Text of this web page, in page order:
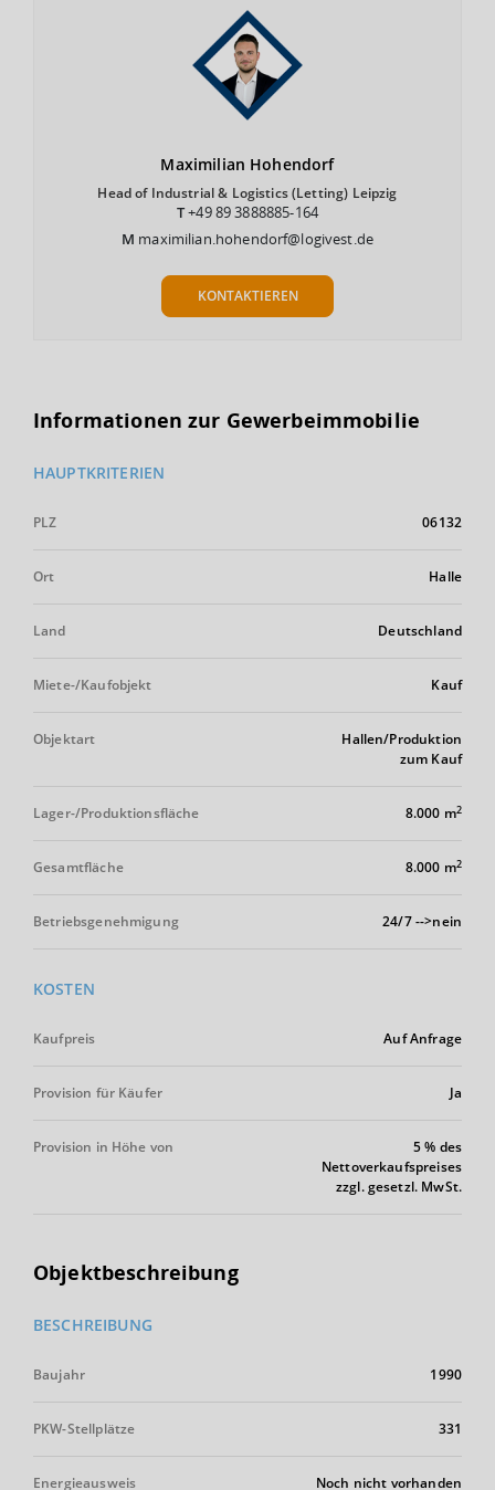
Maximilian Hohendorf
Head of Industrial & Logistics (Letting) Leipzig
T+49 89 3888885-164
M maximilian.hohendorf@logivest.de
KONTAKTIEREN
Informationen zur Gewerbeimmobilie
HAUPTKRITERIEN
PLZ 06132
Ort Halle
Land Deutschland
Miete-/Kaufobjekt Kauf
Objektart
Hallen/Produktion
zum Kauf
Lager-/Produktionsfläche 8.000 m2
Gesamtfläche 8.000 m2
Betriebsgenehmigung 24/7 -->nein
KOSTEN
Kaufpreis Auf Anfrage
Provision für Käufer Ja
Provision in Höhe von
5 % des
Nettoverkaufspreises
zzgl. gesetzl. MwSt.
Objektbeschreibung
BESCHREIBUNG
Baujahr 1990
PKW-Stellplätze 331
Energieausweis Noch nicht vorhanden